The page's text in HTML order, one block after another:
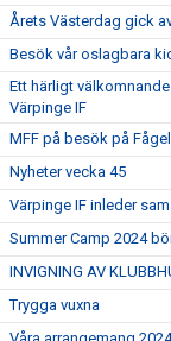
Årets Västerdag gick
Besök vår oslagbara
Ett härligt
Värpinge IF
MFF på besök på
Nyheter vecka 45
Värpinge IF inleder
Summer Camp 2024
INVIGNING AV
Trygga vuxna